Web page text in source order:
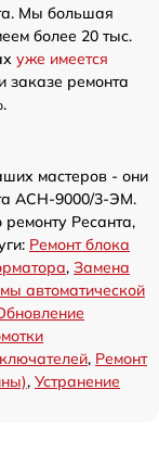
Мы большая
более 20 тыс.
уже имеется
заказе ремонта
мастеров - они
АСН-9000/3-ЭМ.
Ресанта,
Ремонт блока
, Замена
автоматической
, Ремонт
, Устранение